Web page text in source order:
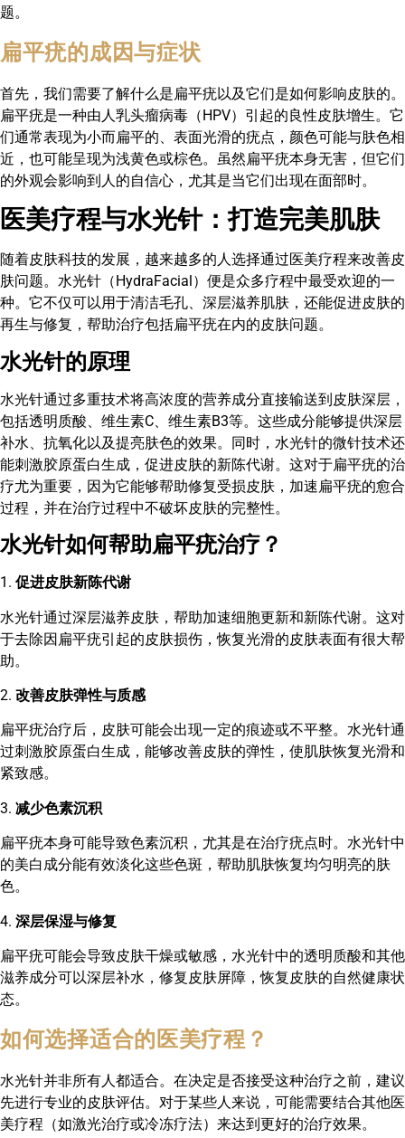
题。
扁平疣的成因与症状
首先，我们需要了解什么是扁平疣以及它们是如何影响皮肤的。
扁平疣是一种由人乳头瘤病毒（HPV）引起的良性皮肤增生。它
们通常表现为小而扁平的、表面光滑的疣点，颜色可能与肤色相
近，也可能呈现为浅黄色或棕色。虽然扁平疣本身无害，但它们
的外观会影响到人的自信心，尤其是当它们出现在面部时。
医美疗程与水光针：打造完美肌肤
随着皮肤科技的发展，越来越多的人选择通过医美疗程来改善皮
肤问题。水光针（HydraFacial）便是众多疗程中最受欢迎的一
种。它不仅可以用于清洁毛孔、深层滋养肌肤，还能促进皮肤的
再生与修复，帮助治疗包括扁平疣在内的皮肤问题。
水光针的原理
水光针通过多重技术将高浓度的营养成分直接输送到皮肤深层，
包括透明质酸、维生素C、维生素B3等。这些成分能够提供深层
补水、抗氧化以及提亮肤色的效果。同时，水光针的微针技术还
能刺激胶原蛋白生成，促进皮肤的新陈代谢。这对于扁平疣的治
疗尤为重要，因为它能够帮助修复受损皮肤，加速扁平疣的愈合
过程，并在治疗过程中不破坏皮肤的完整性。
水光针如何帮助扁平疣治疗？
1. 促进皮肤新陈代谢
水光针通过深层滋养皮肤，帮助加速细胞更新和新陈代谢。这对
于去除因扁平疣引起的皮肤损伤，恢复光滑的皮肤表面有很大帮
助。
2. 改善皮肤弹性与质感
扁平疣治疗后，皮肤可能会出现一定的痕迹或不平整。水光针通
过刺激胶原蛋白生成，能够改善皮肤的弹性，使肌肤恢复光滑和
紧致感。
3. 减少色素沉积
扁平疣本身可能导致色素沉积，尤其是在治疗疣点时。水光针中
的美白成分能有效淡化这些色斑，帮助肌肤恢复均匀明亮的肤
色。
4. 深层保湿与修复
扁平疣可能会导致皮肤干燥或敏感，水光针中的透明质酸和其他
滋养成分可以深层补水，修复皮肤屏障，恢复皮肤的自然健康状
态。
如何选择适合的医美疗程？
水光针并非所有人都适合。在决定是否接受这种治疗之前，建议
先进行专业的皮肤评估。对于某些人来说，可能需要结合其他医
美疗程（如激光治疗或冷冻疗法）来达到更好的治疗效果。